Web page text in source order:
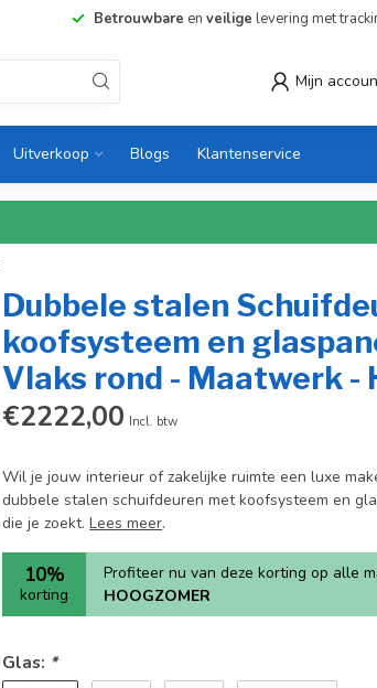
Betrouwbare en veilige levering met
Mijn
Uitverkoop Blogs Klantenservice
Dubbele stalen
koofsysteem en
Vlaks rond - Maatwerk -
€2222,00 Incl. btw
Wil je jouw interieur of zakelijke ruimte een luxe
dubbele stalen schuifdeuren met koofsysteem en
die je zoekt.Lees meer.
10%
korting
Profiteer nu van deze korting op alle
HOOGZOMER
Glas: *